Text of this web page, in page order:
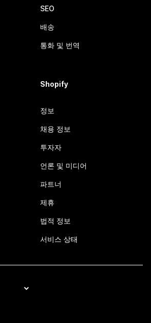
SEO
배송
통화 및 번역
Shopify
정보
채용 정보
투자자
언론 및 미디어
파트너
제휴
법적 정보
서비스 상태